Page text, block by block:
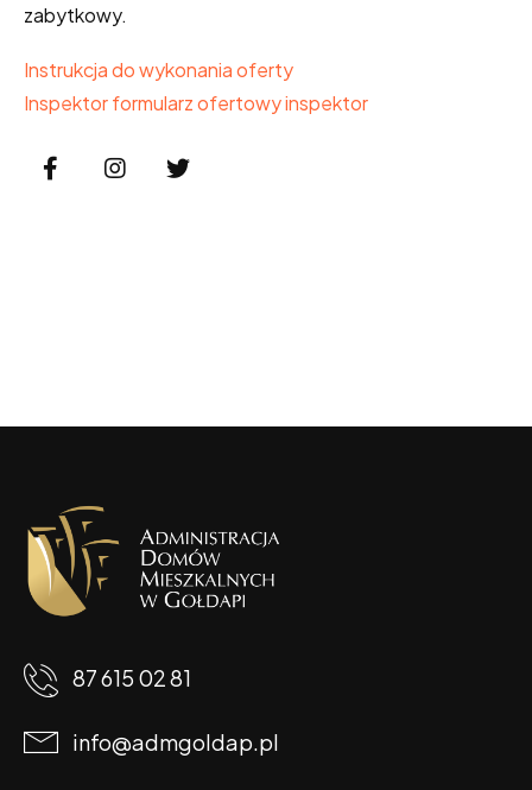
zabytkowy.
Instrukcja do wykonania oferty
Inspektorformularz ofertowy inspektor
87 615 02 81
info@admgoldap.pl